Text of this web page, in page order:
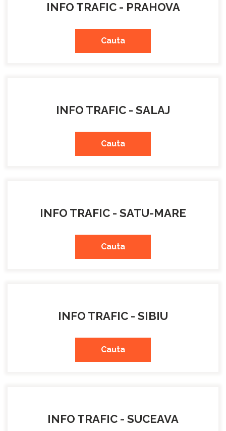
INFO TRAFIC - PRAHOVA
Cauta
INFO TRAFIC - SALAJ
Cauta
INFO TRAFIC - SATU-MARE
Cauta
INFO TRAFIC - SIBIU
Cauta
INFO TRAFIC - SUCEAVA